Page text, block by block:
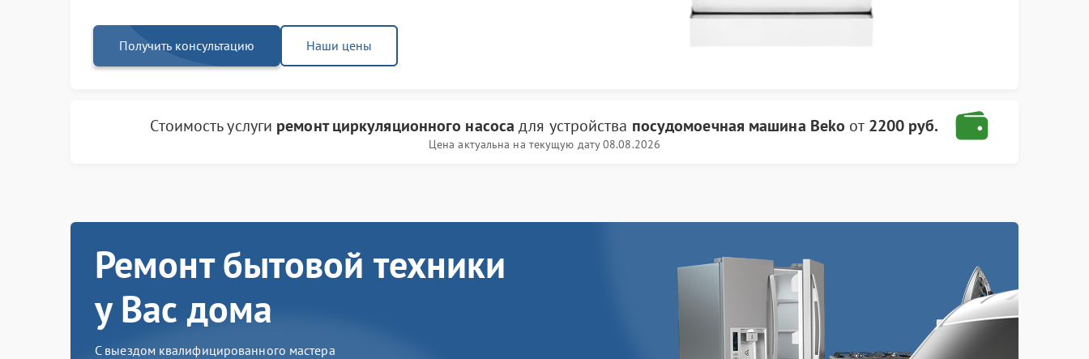
Получить консультацию Наши цены
Стоимость услуги ремонт циркуляционного насоса для устройства посудомоечная машина Beko от 2200 руб.
Цена актуальна на текущую дату 08.08.2026
Ремонт бытовой техники
у Вас дома
С выездом квалифицированного мастера